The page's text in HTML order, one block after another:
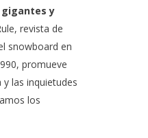
gigantes y
revista de
snowboard en
promueve
las inquietudes
los